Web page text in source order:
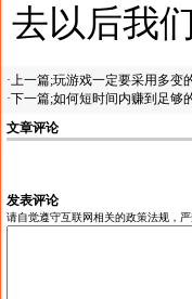
去以后我
·上一篇;玩游戏一定要采用多变
·下一篇;如何短时间内赚到足够
文章评论
发表评论
请自觉遵守互联网相关的政策法规，